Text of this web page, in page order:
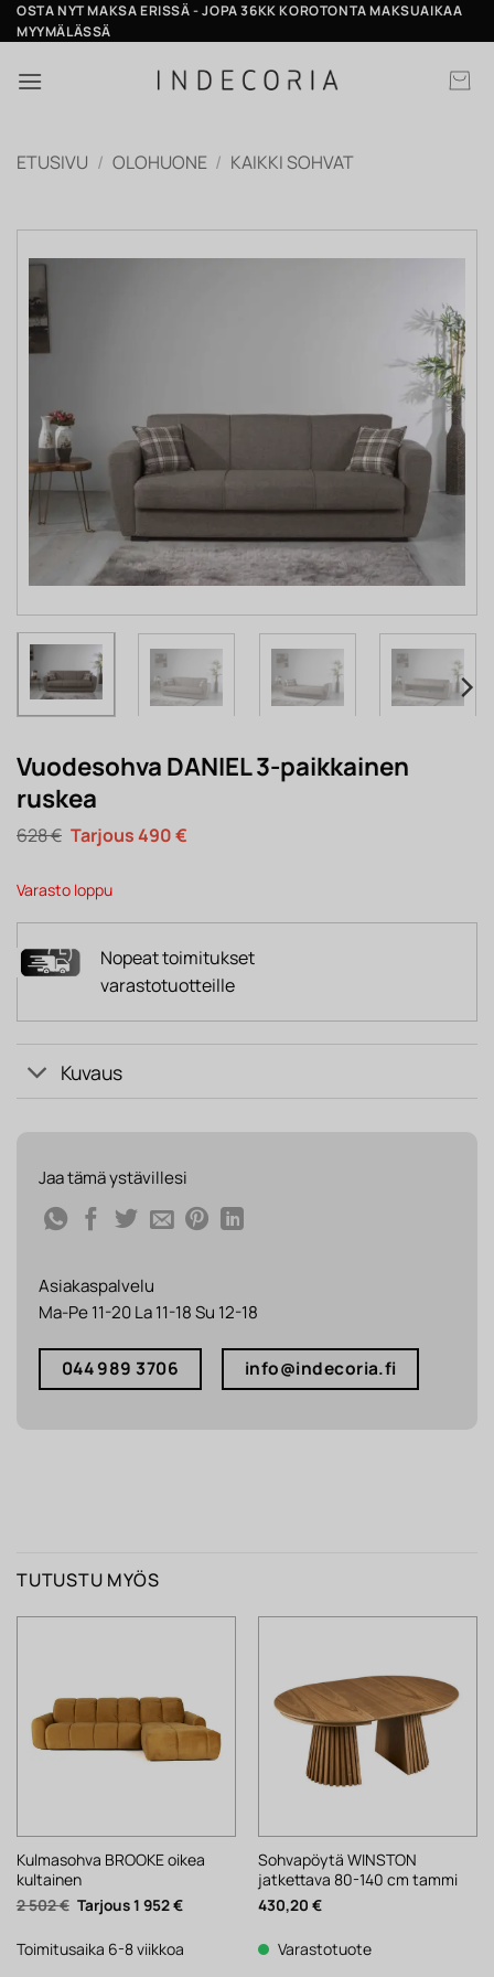
Skip
to
OSTA NYT MAKSA ERISSÄ - JOPA 36KK KOROTONTA MAKSUAIKAA
MYYMÄLÄSSÄ
ETUSIVU / OLOHUONE / KAIKKI SOHVAT
Vuodesohva DANIEL 3-paikkainen
ruskea
628€ Alkuperäinen
hinta
628 €.
490€Nykyinen
Varasto loppu
Nopeat toimitukset
varastotuotteille
Kuvaus
Jaa tämä ystävillesi
Asiakaspalvelu
Ma-Pe 11-20 La 11-18 Su 12-18
044 989 3706 info@indecoria.fi
TUTUSTU MYÖS
Kulmasohva BROOKE oikea
kultainen
2 502€ Alkuperäinen
hinta
2
502 €.
1 952€Nykyinen
1
Toimitusaika 6-8 viikkoa
Sohvapöytä WINSTON
jatkettava 80-140 cm tammi
430,20 €
Varastotuote